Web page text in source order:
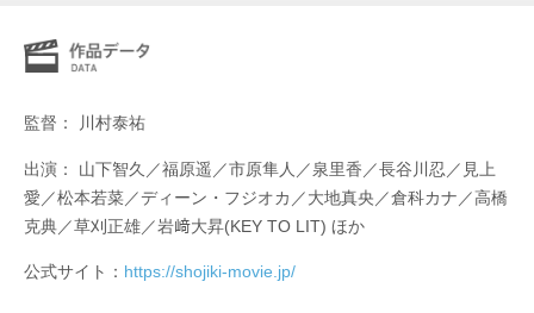
監督： 川村泰祐
出演： 山下智久／福原遥／市原隼人／泉里香／長谷川忍／見上
愛／松本若菜／ディーン・フジオカ／大地真央／倉科カナ／高橋
克典／草刈正雄／岩﨑大昇(KEY TO LIT) ほか
公式サイト： https://shojiki-movie.jp/